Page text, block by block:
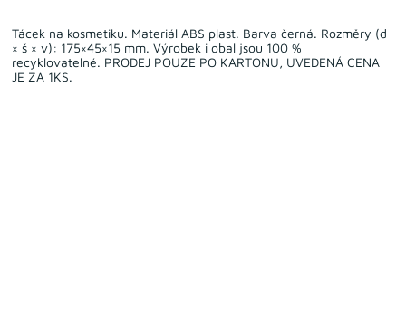
Tácek na kosmetiku. Materiál ABS plast. Barva černá. Rozměry (d
× š × v): 175×45×15 mm. Výrobek i obal jsou 100 %
recyklovatelné. PRODEJ POUZE PO KARTONU, UVEDENÁ CENA
JE ZA 1KS.